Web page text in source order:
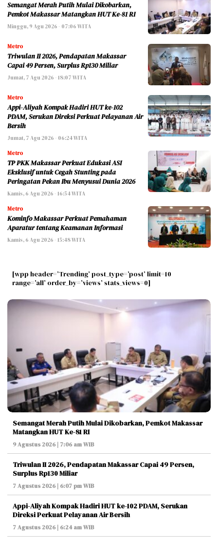
Semangat Merah Putih Mulai Dikobarkan,
Pemkot Makassar Matangkan HUT Ke-81 RI
Minggu, 9 Agu 2026 - 07:06 WITA
Metro
Triwulan II 2026, Pendapatan Makassar
Capai 49 Persen, Surplus Rp130 Miliar
Jumat, 7 Agu 2026 - 18:07 WITA
Metro
Appi-Aliyah Kompak Hadiri HUT ke-102
PDAM, Serukan Direksi Perkuat Pelayanan Air
Bersih
Jumat, 7 Agu 2026 - 06:24 WITA
Metro
TP PKK Makassar Perkuat Edukasi ASI
Eksklusif untuk Cegah Stunting pada
Peringatan Pekan Ibu Menyusui Dunia 2026
Kamis, 6 Agu 2026 - 16:54 WITA
Metro
Kominfo Makassar Perkuat Pemahaman
Aparatur tentang Keamanan Informasi
Kamis, 6 Agu 2026 - 15:48 WITA
[wpp header=’Trending’ post_type=’post’ limit=10
range=’all’ order_by=’views’ stats_views=0]
Semangat Merah Putih Mulai Dikobarkan, Pemkot Makassar
Matangkan HUT Ke-81 RI
9 Agustus 2026 | 7:06 am WIB
Triwulan II 2026, Pendapatan Makassar Capai 49 Persen,
Surplus Rp130 Miliar
7 Agustus 2026 | 6:07 pm WIB
Appi-Aliyah Kompak Hadiri HUT ke-102 PDAM, Serukan
Direksi Perkuat Pelayanan Air Bersih
7 Agustus 2026 | 6:24 am WIB